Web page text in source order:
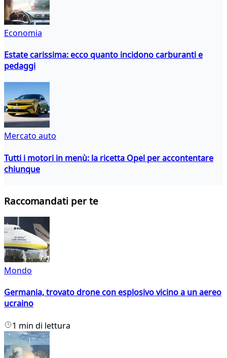
Economia
Estate carissima: ecco quanto incidono carburanti e
pedaggi
Mercato auto
Tutti i motori in menù: la ricetta Opel per accontentare
chiunque
Raccomandati per te
Mondo
Germania, trovato drone con esplosivo vicino a un aereo
ucraino
1 min di lettura